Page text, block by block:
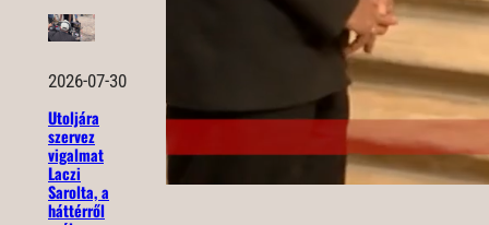
2026-07-30
Utoljára
szervez
vigalmat
Laczi
Sarolta, a
háttérről